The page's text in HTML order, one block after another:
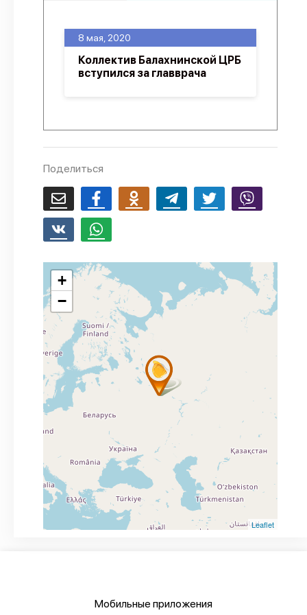
Политика конфиденциальности
8 мая, 2020
Коллектив Балахнинской ЦРБ
вступился за главврача
Поделиться
+
−
Leaflet
Мобильные приложения